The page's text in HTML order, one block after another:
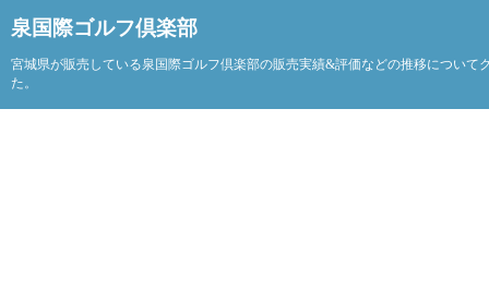
泉国際ゴルフ倶楽部
宮城県が販売している泉国際ゴルフ倶楽部の販売実績&評価などの推移について
た。